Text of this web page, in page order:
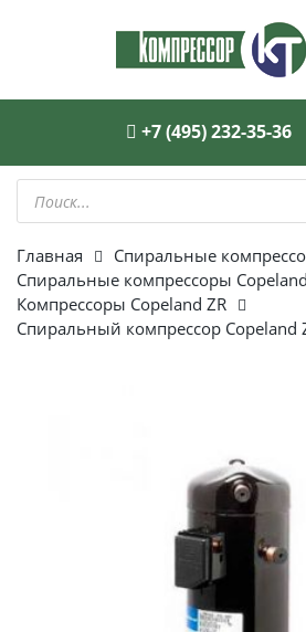
+7 (495) 232-35-36
Поиск
товаров
Главная
Спиральные
Спиральные компрессоры Copeland
Компрессоры Copeland ZR
Спиральный компрессор Copeland